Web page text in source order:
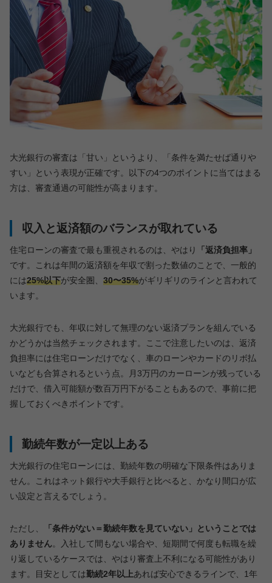
大光銀行の審査は「甘い」というより、「条件を満たせば通りや
すい」という表現が正確です。以下の4つのポイントに当てはまる
方は、審査通過の可能性が高まります。
収入と返済額のバランスが取れている
住宅ローンの審査で最も重視されるのは、やはり
「返済負担率」
です。これは年間の返済額を年収で割った数値のことで、一般的
には25%以下が安全圏、 30〜35%がギリギリのラインと言われて
います。
大光銀行でも、年収に対して無理のない返済プランを組んでいる
かどうかは当然チェックされます。ここで注意したいのは、返済
負担率には住宅ローンだけでなく、車のローンやカードのリボ払
いなども合算されるという点。月3万円のカーローンが残っている
だけで、借入可能額が数百万円下がることもあるので、事前に把
握しておくべきポイントです。
勤続年数が一定以上ある
大光銀行の住宅ローンには、勤続年数の明確な下限条件はありま
せん。これはネット銀行や大手銀行と比べると、かなり間口が広
い設定と言えるでしょう。
ただし、
「条件がない＝勤続年数を見ていない」ということでは
ありません。入社して間もない場合や、短期間で何度も転職を繰
り返しているケースでは、やはり審査上不利になる可能性があり
ます。目安としては勤続2年以上あれば安心できるラインで、1年